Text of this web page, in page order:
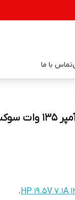
تماس با ما
شارژر اورجینال لپ تاپ اچ پی 19.5 ولت 7.1 آمپر
HP 19.5V 7.1A،